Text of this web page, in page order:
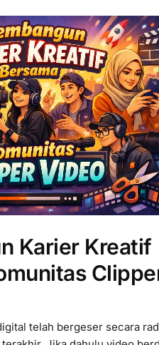
Karier Kreatif
telah bergeser secara